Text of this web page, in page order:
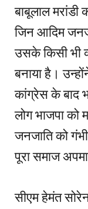
बाबूलाल मरांडी
जिन आदिम
उसके किसी भी
बनाया है।
कांग्रेस के बाद
लोग भाजपा को
जनजाति को
पूरा समाज
सीएम हेमंत